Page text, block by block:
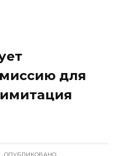
для
ОПУБЛИКОВАНО